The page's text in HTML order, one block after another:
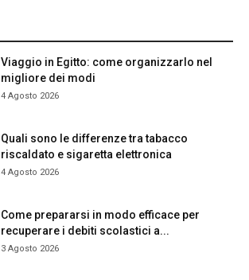
Viaggio in Egitto: come organizzarlo nel
migliore dei modi
4 Agosto 2026
Quali sono le differenze tra tabacco
riscaldato e sigaretta elettronica
4 Agosto 2026
Come prepararsi in modo efficace per
recuperare i debiti scolastici a...
3 Agosto 2026